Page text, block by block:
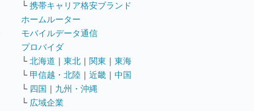
└ 携帯キャリア格安ブランド
ホームルーター
モバイルデータ通信
プロバイダ
└ 北海道 ｜ 東北 ｜ 関東 ｜ 東海
└ 甲信越・北陸 ｜ 近畿 ｜ 中国
└ 四国 ｜ 九州・沖縄
└ 広域企業